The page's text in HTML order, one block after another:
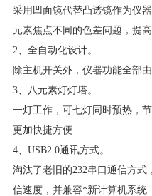
采用凹面镜代替凸透镜作为仪
元素焦点不同的色差问题，提
2 、全自动化设计。
除主机开关外，仪器功能全部由
3、八元素灯灯塔。
一灯工作，可七灯同时预热，
更加快捷方便
4、 USB2.0通讯方式。
淘汰了老旧的232串口通信方式
信速度，并兼容*新计算机系统